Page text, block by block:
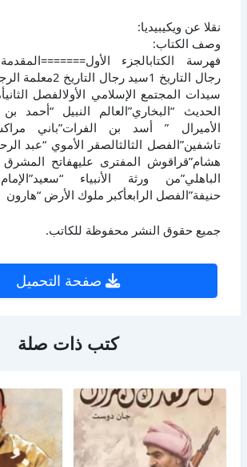
نقلا عن ويكيبيديا:
وصف الكتاب:
فهرسة الكتابالجزء
رجال التاريخ 1سيد
سيدات المجتمع الإسلامي الأولالفصل
الحديث “البخاري”العالم النبيل “أحمد بن
الأميرال ” أسد بن الفرات”باني
تاشفين”الفصل الثالثالصقر الأموي “عبد
هشام”قراقوش المفترى عليهفاتح
الباهلي”من ورثة الأنبياء
حنيفة”الفصل الرابعأكبر ملوك الأرض “هارون
جميع حقوق النشر محفوظة للكاتب.
صفحة التحميل
كتب ذات صلة